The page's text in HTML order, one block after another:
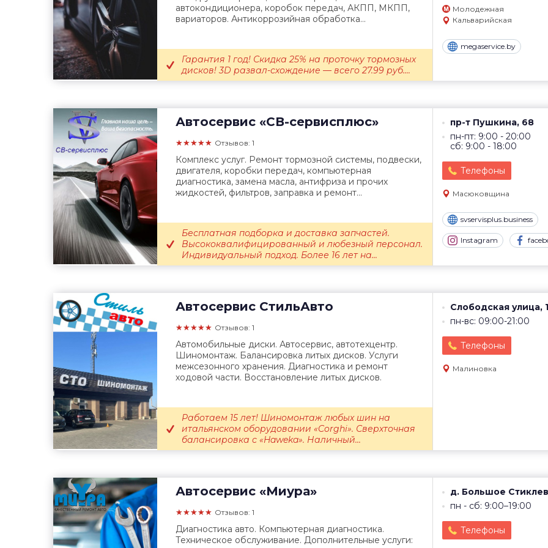
Молодежная
Кальварийская
megaservice.by
автокондиционера, коробок передач, АКПП, МКПП,
вариаторов. Антикоррозийная обработка...
Гарантия 1 год! Скидка 25% на проточку тормозных
дисков! 3D развал-схождение — всего 27.99 руб....
Автосервис «СВ-сервисплюс»
★★★★★ Отзывов: 1
пр-т Пушкина, 68
пн-пт: 9:00 - 20:00
сб: 9:00 - 18:00
Телефоны
Масюковщина
svservisplus.business
Instagram
Комплекс услуг. Ремонт тормозной системы, подвески,
двигателя, коробки передач, компьютерная
диагностика, замена масла, антифриза и прочих
жидкостей, фильтров, заправка и ремонт...
Бесплатная подборка и доставка запчастей.
Высококвалифицированный и любезный персонал.
Индивидуальный подход. Более 16 лет на...
Автосервис СтильАвто
★★★★★ Отзывов: 1
Слободская улица,
пн-вс: 09:00-21:00
Телефоны
Малиновка
Автомобильные диски. Автосервис, автотехцентр.
Шиномонтаж. Балансировка литых дисков. Услуги
межсезонного хранения. Диагностика и ремонт
ходовой части. Восстановление литых дисков.
Работаем 15 лет! Шиномонтаж любых шин на
итальянском оборудовании «Corghi». Сверхточная
балансировка с «Haweka». Наличный...
Автосервис «Миура»
★★★★★ Отзывов: 1
д. Большое
пн - сб: 9:00–19:00
Телефоны
Диагностика авто. Компьютерная диагностика.
Техническое обслуживание. Дополнительные услуги: